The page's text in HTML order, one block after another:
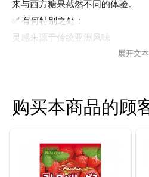
来与西方糖果截然不同的体验。
✅ 有何特别之处：
灵感来源于传统亚洲风味
柔和、天然的甜味——非人造成分
你知道吗？红豆（也称 azuki）是
展开文本
购买本商品的顾